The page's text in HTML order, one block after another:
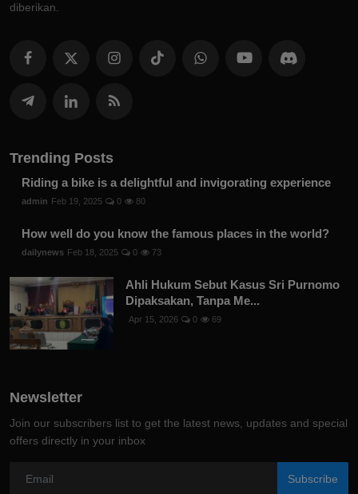
diberikan.
Trending Posts
Riding a bike is a delightful and invigorating experience
admin Feb 19, 2025 0 80
How well do you know the famous places in the world?
dailynews Feb 18, 2025 0 73
Ahli Hukum Sebut Kasus Sri Purnomo
Dipaksakan, Tanpa Me...
Apr 15, 2026 0 69
Newsletter
Join our subscribers list to get the latest news, updates and special
offers directly in your inbox
Subscribe